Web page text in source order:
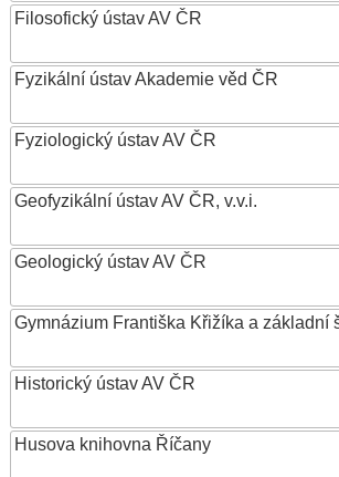
Filosofický ústav AV ČR
Fyzikální ústav Akademie věd ČR
Fyziologický ústav AV ČR
Geofyzikální ústav AV ČR, v.v.i.
Geologický ústav AV ČR
Gymnázium Františka Křižíka a základní
Historický ústav AV ČR
Husova knihovna Říčany